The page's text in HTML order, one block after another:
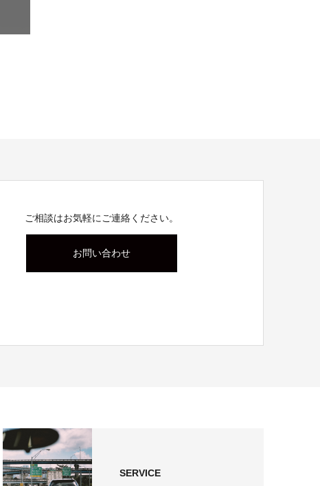
ご相談はお気軽にご連絡ください。
お問い合わせ
SERVICE